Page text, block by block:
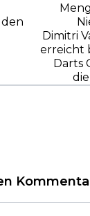
Dimitri
erreicht
Darts